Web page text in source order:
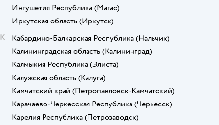
Ингушетия Республика (Магас)
Иркутская область (Иркутск)
К
Кабардино-Балкарская Республика (Нальчик)
Калининградская область (Калининград)
Калмыкия Республика (Элиста)
Калужская область (Калуга)
Камчатский край (Петропавловск-Камчатский)
Карачаево-Черкесская Республика (Черкесск)
Карелия Республика (Петрозаводск)